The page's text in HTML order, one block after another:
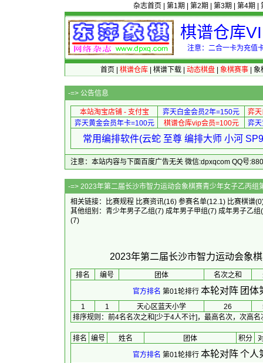
杂志首页 第1期 第2期 第3期 第4期
棋谱仓库
注意：二合一卡为充值
首页 棋谱仓库| 棋谱下载| 动态棋盘| 象棋赛事| 象
-=> 公告信息
本站淘宝店铺 - 支付宝 弈天白金会员2年=150元
弈
弈天黄金会员年卡=100元
棋谱仓库vip会员=100元 弈
常用编排软件(云蛇 至尊 编排大师 小河
注意：本站内容与下面百度广告无关 微信:dpxqcom QQ号
-=> 2023年第二届长沙市智力运动会象棋
相关链接：
比赛规程 比赛资讯(16) 参赛名单(12.1) 比赛棋谱
其他组别： 青少年男子乙组(7) 成年男子甲组(7) 成年男子乙组
(7)
2023年第二届长沙市智力运动会象
排名 编号 团体 名次之和
官方排名 第01轮排行 本轮对阵 团体
1 1 天心区蓝天小学 26
排序规则 ： 前4名名次之和[少于4人不计]，最高名次，次高
排名 编号 姓名 团体 积分
官方排名 第01轮排行 本轮对阵个人